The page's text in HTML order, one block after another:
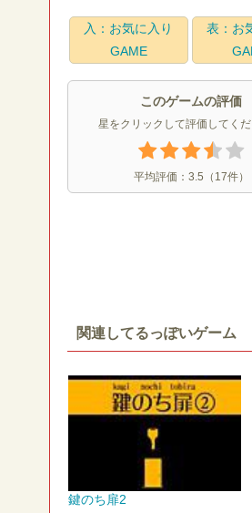
入：お気に入り
GAME
表：お
このゲームの評価
星をクリックして評価してくだ
平均評価： 3.5 （ 17件）
関連してるっぽいゲーム
鍵のち扉2